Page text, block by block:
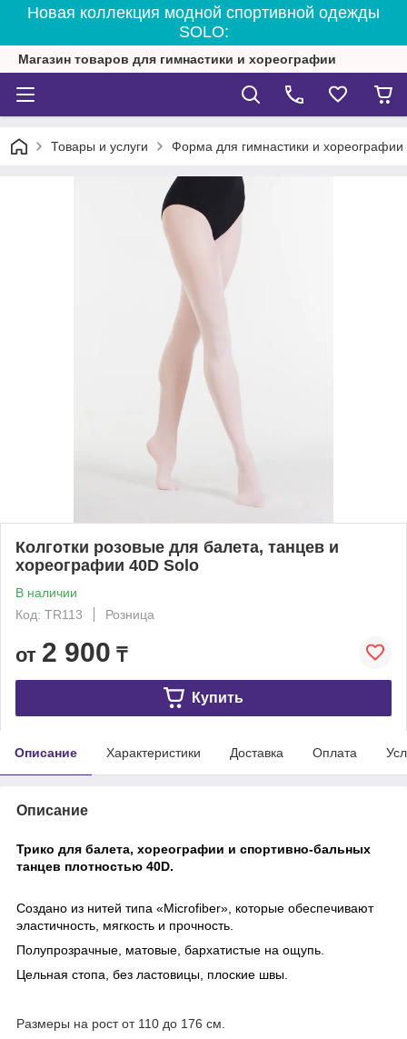
Новая коллекция модной спортивной одежды
SOLO:
Магазин товаров для гимнастики и хореографии
Товары и услуги Форма для гимнастики и хореографии
Колготки розовые для балета, танцев и
хореографии 40D Solo
В наличии
Код: TR113
Розница
от 2 900 ₸
Купить
Описание Характеристики Доставка Оплата
Описание
Трико для балета, хореографии и спортивно-бальных
танцев плотностью 40D.
Создано из нитей типа «Microfiber», которые обеспечивают
эластичность, мягкость и прочность.
Полупрозрачные, матовые, бархатистые на ощупь.
Цельная стопа, без ластовицы, плоские швы.
Размеры на рост от 110 до 176 см.